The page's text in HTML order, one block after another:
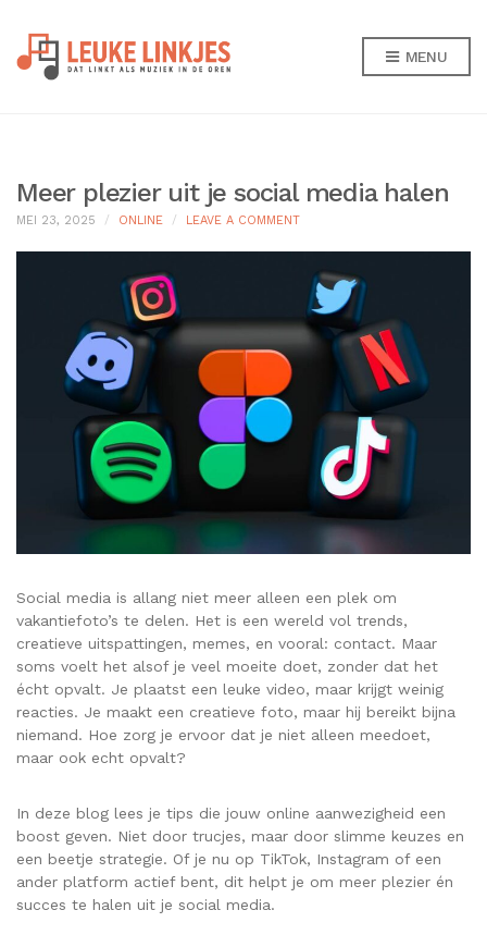
MENU
Meer plezier uit je social media halen
MEI 23, 2025 ONLINE LEAVE A COMMENTON
PLEZIER
UIT
JE
SOCIAL
MEDIA
HALEN
Social media is allang niet meer alleen een plek om
vakantiefoto’s te delen. Het is een wereld vol trends,
creatieve uitspattingen, memes, en vooral: contact. Maar
soms voelt het alsof je veel moeite doet, zonder dat het
écht opvalt. Je plaatst een leuke video, maar krijgt weinig
reacties. Je maakt een creatieve foto, maar hij bereikt bijna
niemand. Hoe zorg je ervoor dat je niet alleen meedoet,
maar ook echt opvalt?
In deze blog lees je tips die jouw online aanwezigheid een
boost geven. Niet door trucjes, maar door slimme keuzes en
een beetje strategie. Of je nu op TikTok, Instagram of een
ander platform actief bent, dit helpt je om meer plezier én
succes te halen uit je social media.